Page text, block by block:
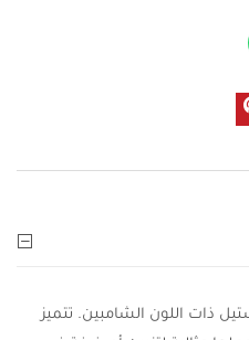
ذات اللون الشامبين. تتميز